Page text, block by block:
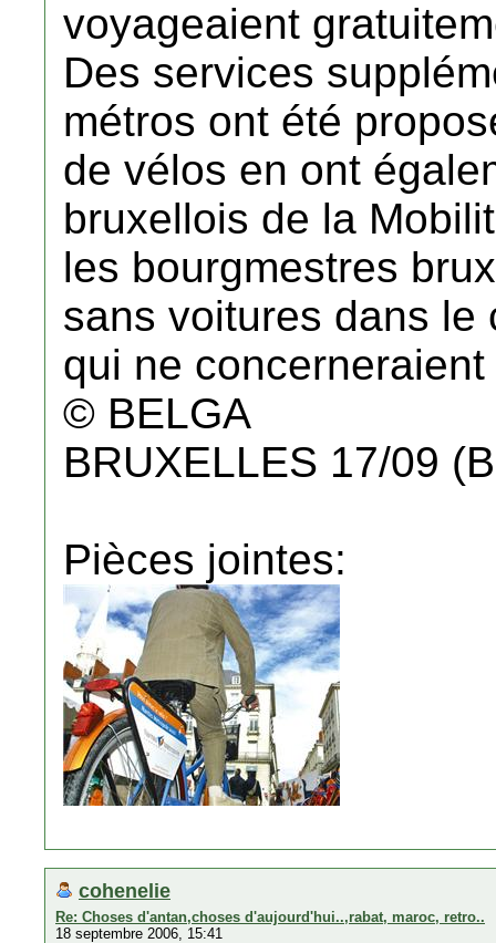
voyageaient
Des services
métros ont été
de vélos en ont
bruxellois de la
les bourgmestres
sans voitures dans le
qui ne
© BELGA
BRUXELLES 17/09
Pièces jointes:
cohenelie
Re: Choses d'antan,choses d'aujourd'hui..,rabat, maroc, retro..
18 septembre 2006, 15:41